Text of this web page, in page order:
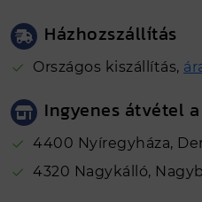
Házhozszállítás
Országos kiszállítás,
Ingyenes átvétel
4400 Nyíregyháza,
4320 Nagykálló,